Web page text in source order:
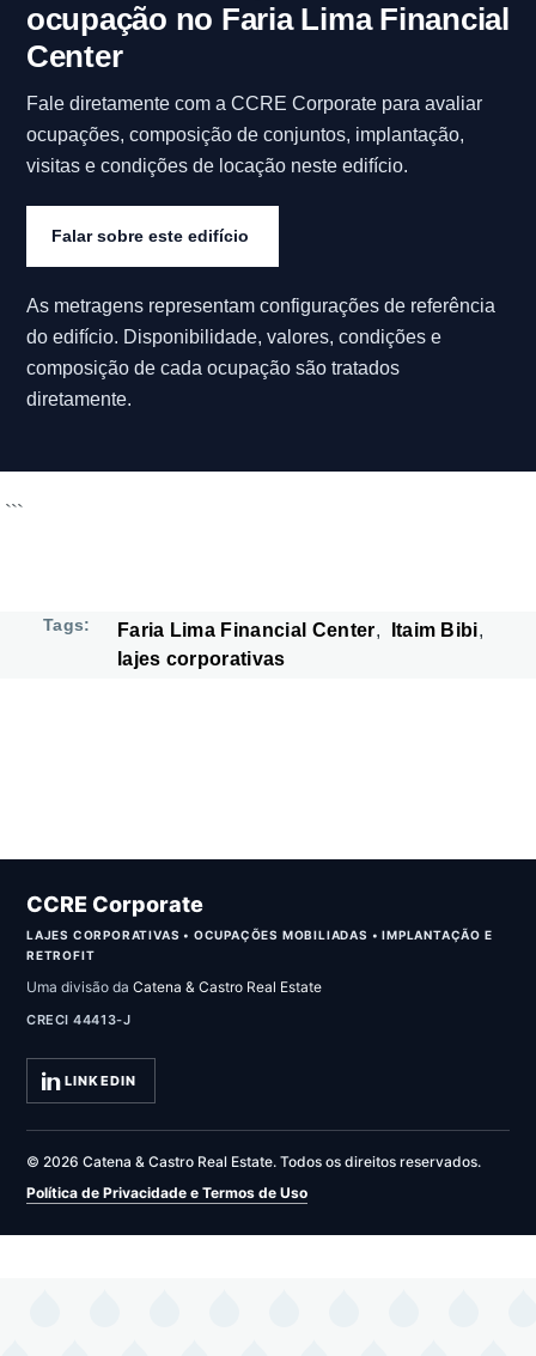
ocupação no Faria Lima Financial
Center
Fale diretamente com a CCRE Corporate para avaliar
ocupações, composição de conjuntos, implantação,
visitas e condições de locação neste edifício.
Falar sobre este edifício
As metragens representam configurações de referência
do edifício. Disponibilidade, valores, condições e
composição de cada ocupação são tratados
diretamente.
```
Tags Faria Lima Financial Center
Itaim Bibi
lajes corporativas
CCRE Corporate
LAJES CORPORATIVAS • OCUPAÇÕES MOBILIADAS • IMPLANTAÇÃO E
RETROFIT
Uma divisão da Catena & Castro Real Estate
CRECI 44413-J
LINKEDIN
© 2026 Catena & Castro Real Estate. Todos os direitos reservados.
Política de Privacidade e Termos de Uso